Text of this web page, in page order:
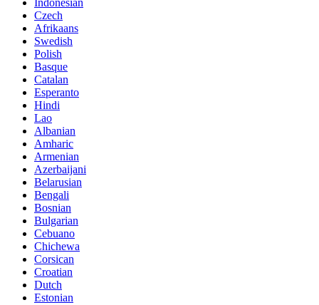
Indonesian
Czech
Afrikaans
Swedish
Polish
Basque
Catalan
Esperanto
Hindi
Lao
Albanian
Amharic
Armenian
Azerbaijani
Belarusian
Bengali
Bosnian
Bulgarian
Cebuano
Chichewa
Corsican
Croatian
Dutch
Estonian